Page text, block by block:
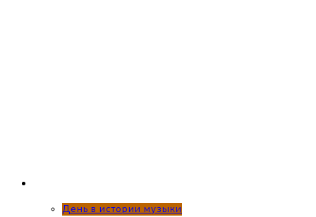
День в истории музыки